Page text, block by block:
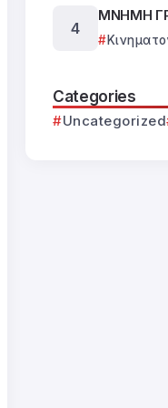
ΜΝΗΜΗ
Categories
Uncategorized